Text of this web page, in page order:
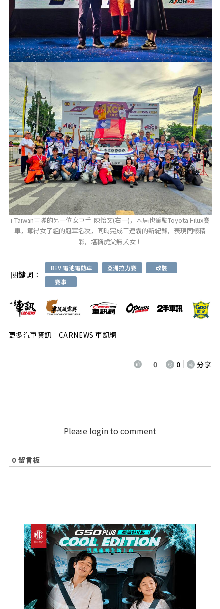
i-Taiwan車隊的另一位女車手-陳怡文(右一)，本屆也駕駛Toyota Hilux賽
車，奪得女子組的冠軍名次，同時完成三連霸的新紀錄，表現同樣精
彩，堪稱虎父無犬女！
關鍵詞：
BEV 電池電動車 亞洲拉力賽
改裝
賽事
更多汽車資訊：CARNEWS 車訊網
0 0 分享
Please login to comment
0 留言板